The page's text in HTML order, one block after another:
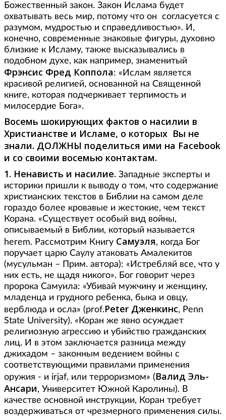
Божественный закон. Закон Ислама будет
охватывать весь мир, потому что он согласуется с
разумом, мудростью и справедливостью». И,
конечно, современные знаковые фигуры, духовно
близкие к Исламу, также высказывались в
подобном духе, как например, знаменитый
Фрэнсис Фред Коппола: «Ислам является
красивой религией, основанной на Священной
книге, которая подчеркивает терпимость и
милосердие Бога».
Восемь шокирующих фактов о насилии в
Христианстве и Исламе, о которых Вы не
знали. ДОЛЖНЫ поделиться ими на Facebook
и со своими восемью контактам.
1. Ненависть и насилие. Западные эксперты и
историки пришли к выводу о том, что содержание
христианских текстов в Библии на самом деле
гораздо более кровавые и жестокие, чем текст
Корана. «Существует особый вид войны,
описываемый в Библии, который называется
herem. Рассмотрим Книгу Самуэля, когда Бог
поручает царю Саулу атаковать Амалекитов
(мусульман – Прим. автора): «Истребляй все, что у
них есть, не щадя никого». Бог говорит через
пророка Самуила: «Убивай мужчину и женщину,
младенца и грудного ребенка, быка и овцу,
верблюда и осла» (prof.Peter Дженкинс, Penn
State University). «Коран же явно осуждает
религиозную агрессию и убийство гражданских
лиц. И в этом заключается разница между
джихадом – законным ведением войны с
соответствующими правилами применения
оружия - и irjaf, или терроризмом» (Валид Эль-
Ансари, Университет Южной Каролины). В
качестве основной инструкции, Коран требует
воздерживаться от чрезмерного применения силы.